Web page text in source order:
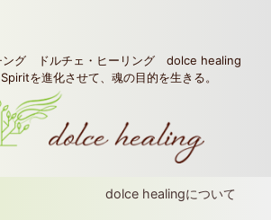
ング ドルチェ・ヒーリング dolce healing
を進化させて、魂の目的を生きる。
dolce healingについて